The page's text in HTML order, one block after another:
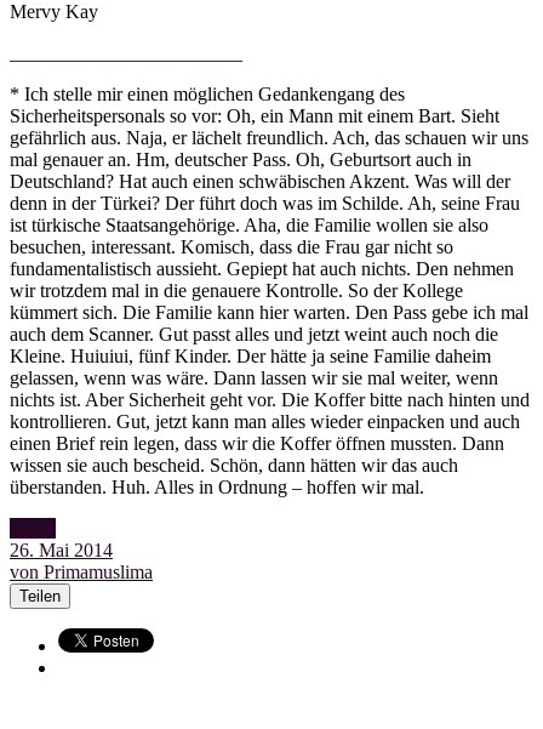
Mervy Kay
* Ich stelle mir einen möglichen Gedankengang des
Sicherheitspersonals so vor: Oh, ein Mann mit einem Bart. Sieht
gefährlich aus. Naja, er lächelt freundlich. Ach, das schauen wir uns
mal genauer an. Hm, deutscher Pass. Oh, Geburtsort auch in
Deutschland? Hat auch einen schwäbischen Akzent. Was will der
denn in der Türkei? Der führt doch was im Schilde. Ah, seine Frau
ist türkische Staatsangehörige. Aha, die Familie wollen sie also
besuchen, interessant. Komisch, dass die Frau gar nicht so
fundamentalistisch aussieht. Gepiept hat auch nichts. Den nehmen
wir trotzdem mal in die genauere Kontrolle. So der Kollege
kümmert sich. Die Familie kann hier warten. Den Pass gebe ich mal
auch dem Scanner. Gut passt alles und jetzt weint auch noch die
Kleine. Huiuiui, fünf Kinder. Der hätte ja seine Familie daheim
gelassen, wenn was wäre. Dann lassen wir sie mal weiter, wenn
nichts ist. Aber Sicherheit geht vor. Die Koffer bitte nach hinten und
kontrollieren. Gut, jetzt kann man alles wieder einpacken und auch
einen Brief rein legen, dass wir die Koffer öffnen mussten. Dann
wissen sie auch bescheid. Schön, dann hätten wir das auch
überstanden. Huh. Alles in Ordnung – hoffen wir mal.
26. Mai 2014
von Primamuslima
Teilen